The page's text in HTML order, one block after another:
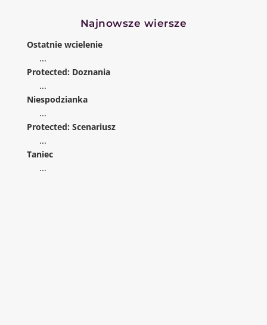
Najnowsze wiersze
Ostatnie wcielenie
...
Protected: Doznania
...
Niespodzianka
...
Protected: Scenariusz
...
Taniec
...